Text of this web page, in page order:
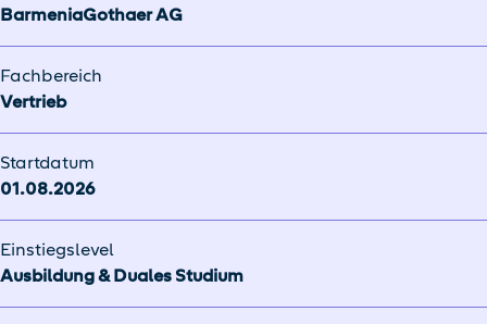
BarmeniaGothaer AG
Fachbereich
Vertrieb
Startdatum
01.08.2026
Einstiegslevel
Ausbildung & Duales Studium